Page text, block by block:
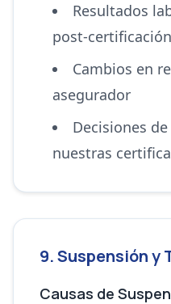
Resultados
post-certificación
Cambios en
asegurador
Decisiones
nuestras
9. Suspensión y
Causas de